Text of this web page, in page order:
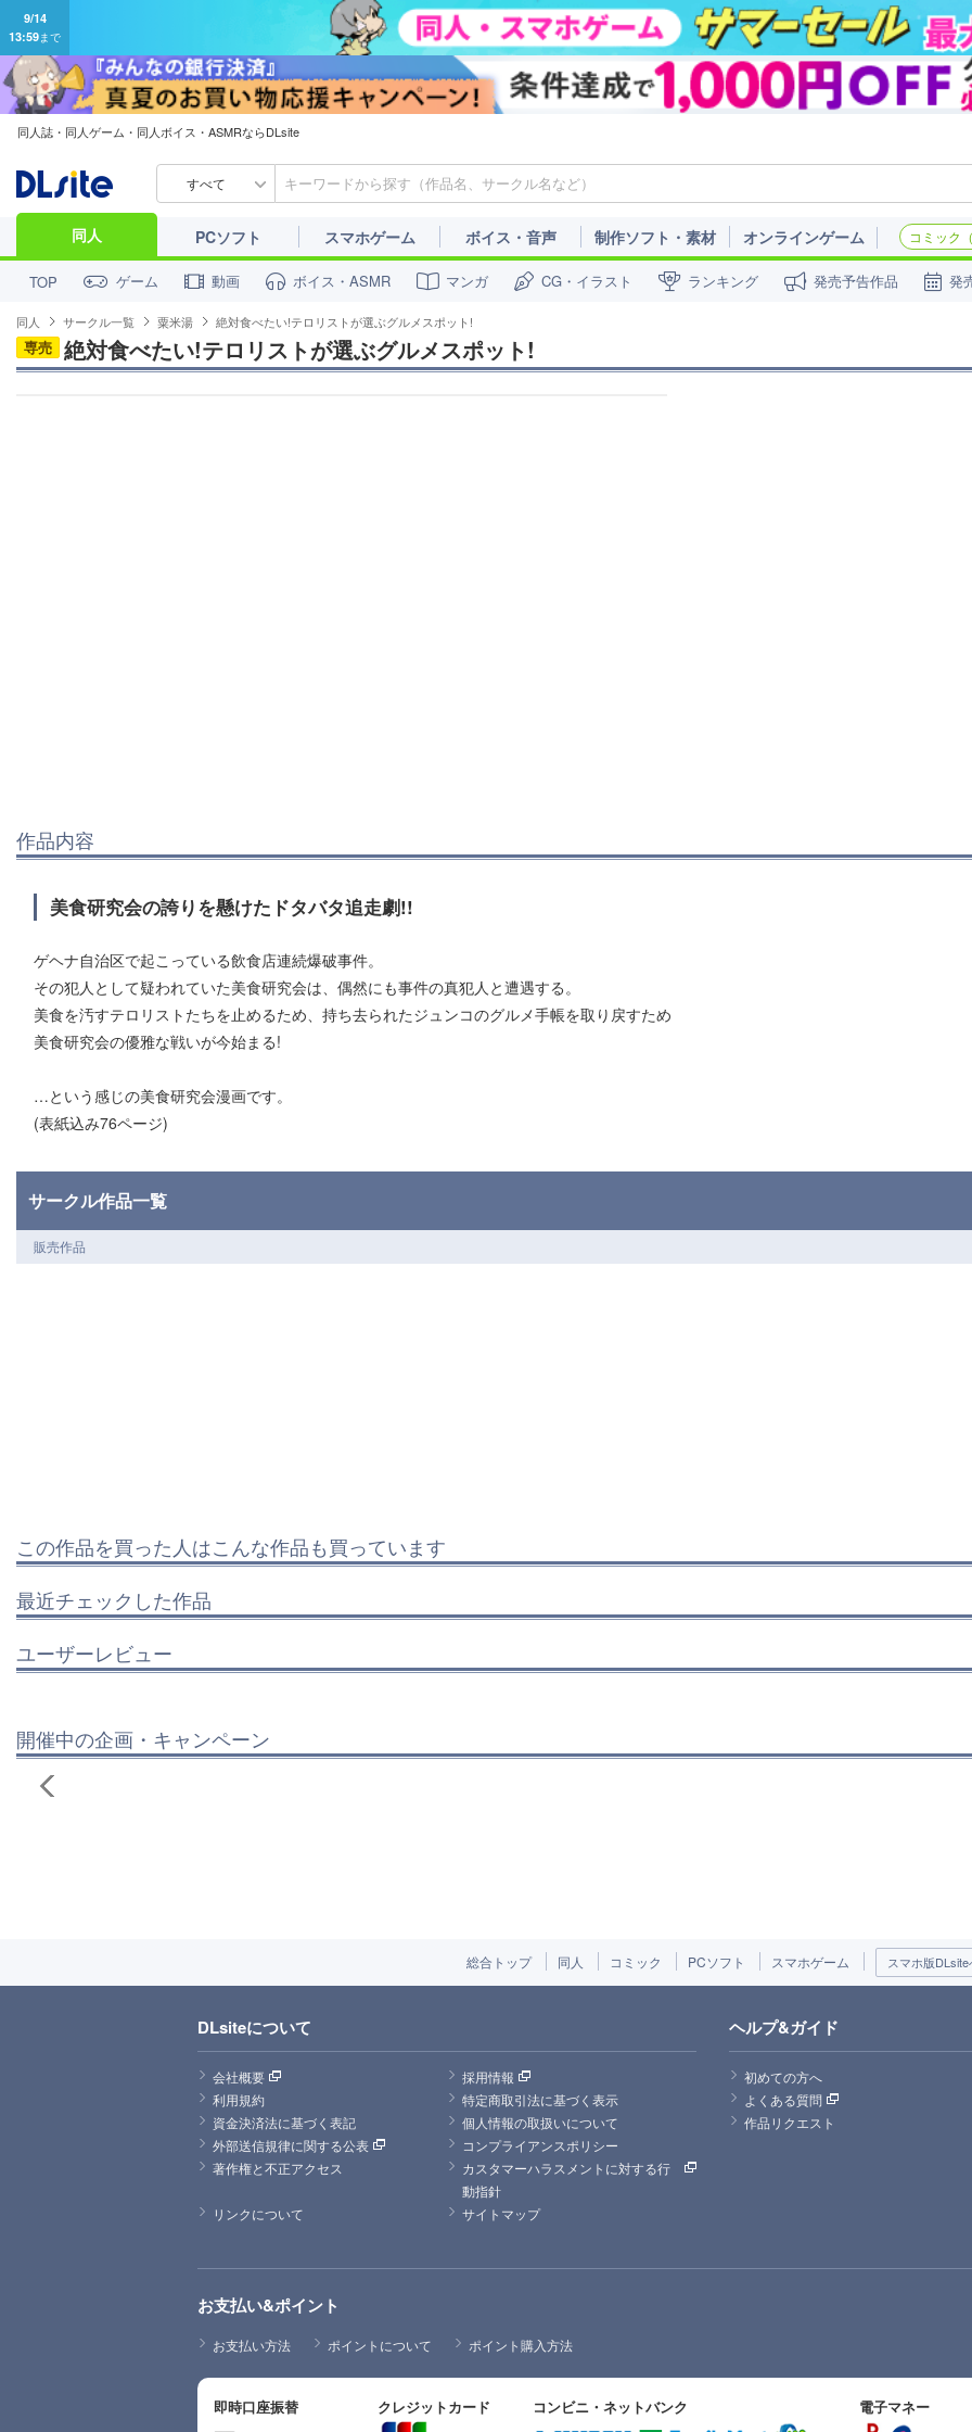
同人誌・同人ゲーム・同人ボイス・ASMRならDLsite
すべて
同人 PCソフト スマホゲーム ボイス・音声 制作ソフト・素材 オンラインゲーム コミック
TOP ゲーム 動画 ボイス・ASMR マンガ CG・イラスト ランキング 発売予告作品 発
同人 サークル一覧 粟米湯 絶対食べたい!テロリストが選ぶグルメスポット!
専売 絶対食べたい!テロリストが選ぶグルメスポット!
作品内容
美食研究会の誇りを懸けたドタバタ追走劇!!
ゲヘナ自治区で起こっている飲食店連続爆破事件。
その犯人として疑われていた美食研究会は、偶然にも事件の真犯人と遭遇する。
美食を汚すテロリストたちを止めるため、持ち去られたジュンコのグルメ手帳を取り戻すため
美食研究会の優雅な戦いが今始まる!
…という感じの美食研究会漫画です。
(表紙込み76ページ)
サークル作品一覧
販売作品
この作品を買った人はこんな作品も買っています
最近チェックした作品
ユーザーレビュー
開催中の企画・キャンペーン
総合トップ 同人 コミック PCソフト スマホゲーム スマホ版DLsite
DLsiteについて
会社概要
採用情報
利用規約
特定商取引法に基づく表示
資金決済法に基づく表記
個人情報の取扱いについて
外部送信規律に関する公表
コンプライアンスポリシー
著作権と不正アクセス
カスタマーハラスメントに対する行
動指針
リンクについて
サイトマップ
ヘルプ&ガイド
初めての方へ
よくある質問
作品リクエスト
お支払い&ポイント
お支払い方法 ポイントについて ポイント購入方法
即時口座振替 クレジットカード コンビニ・ネットバンク 電子マネー